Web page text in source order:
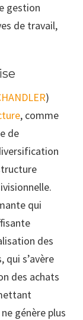
gestion
de travail,
)
, comme
de
qui
des
qui s’avère
des achats
génère plus